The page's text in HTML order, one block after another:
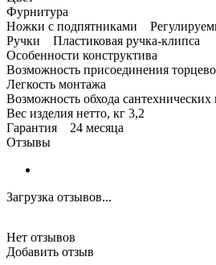
Фурнитура
Ножки с подпятниками
Ручки Пластиковая ручка-клипса
Особенности конструктива
Возможность присоединения
Легкость монтажа
Возможность обхода
Вес изделия нетто, кг 3,2
Гарантия 24 месяца
Отзывы
Загрузка отзывов...
Нет отзывов
Добавить отзыв